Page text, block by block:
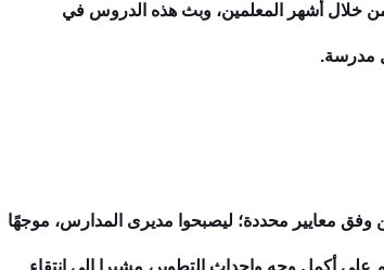
من خلال أشهر المعلمين، وبث هذه الدروس في
مدرسة.
مدرسة» وانتقاء شباب المعلمين وفق معايير محددة؛ ليصبحوا مديرى المدارس، موجهًا
على أكمل وجه وإحداث التطوير، مشيرا إلى انتقاء